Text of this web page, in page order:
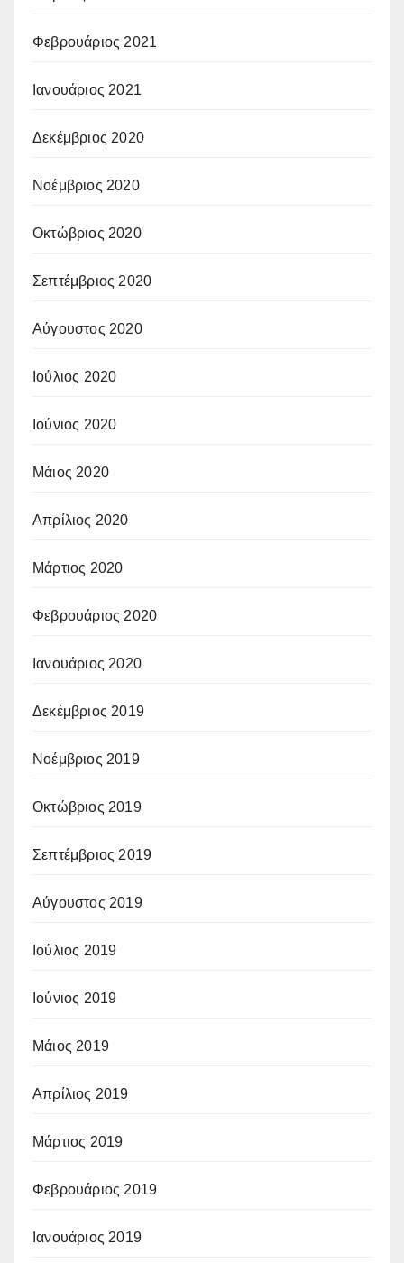
Φεβρουάριος 2021
Ιανουάριος 2021
Δεκέμβριος 2020
Νοέμβριος 2020
Οκτώβριος 2020
Σεπτέμβριος 2020
Αύγουστος 2020
Ιούλιος 2020
Ιούνιος 2020
Μάιος 2020
Απρίλιος 2020
Μάρτιος 2020
Φεβρουάριος 2020
Ιανουάριος 2020
Δεκέμβριος 2019
Νοέμβριος 2019
Οκτώβριος 2019
Σεπτέμβριος 2019
Αύγουστος 2019
Ιούλιος 2019
Ιούνιος 2019
Μάιος 2019
Απρίλιος 2019
Μάρτιος 2019
Φεβρουάριος 2019
Ιανουάριος 2019